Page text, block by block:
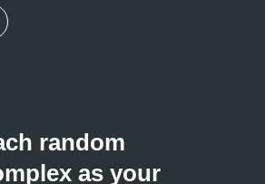
random
as your